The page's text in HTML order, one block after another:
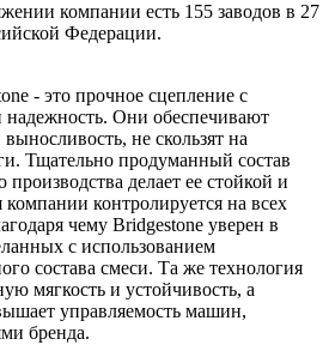
компании есть 155 заводов в 27
Федерации.
- это прочное сцепление с
Они обеспечивают
не скользят на
Тщательно продуманный состав
делает ее стойкой и
контролируется на всех
чему Bridgestone уверен в
с использованием
состава смеси. Та же технология
мягкость и устойчивость, а
управляемость машин,
бренда.